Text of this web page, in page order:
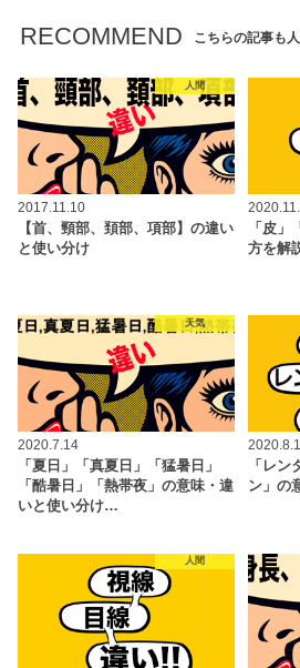
RECOMMEND こちらの記事も人
人間
2017.11.10
【首、頸部、頚部、項部】の違い
と使い分け
「皮
方を解
天気
2020.7.14
「夏日」「真夏日」「猛暑日」
「酷暑日」「熱帯夜」の意味・違
いと使い分け…
「レ
ン」の
人間